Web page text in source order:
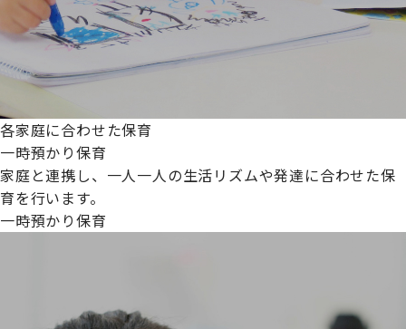
各家庭に合わせた保育
一時預かり保育
家庭と連携し、一人一人の生活リズムや発達に合わせた保
育を行います。
一時預かり保育